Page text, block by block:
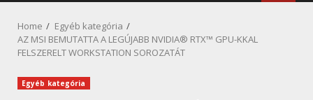
Home
Egyéb kategória
AZ MSI BEMUTATTA A LEGÚJABB NVIDIA® RTX™ GPU-KKAL
FELSZERELT WORKSTATION SOROZATÁT
Egyéb kategória